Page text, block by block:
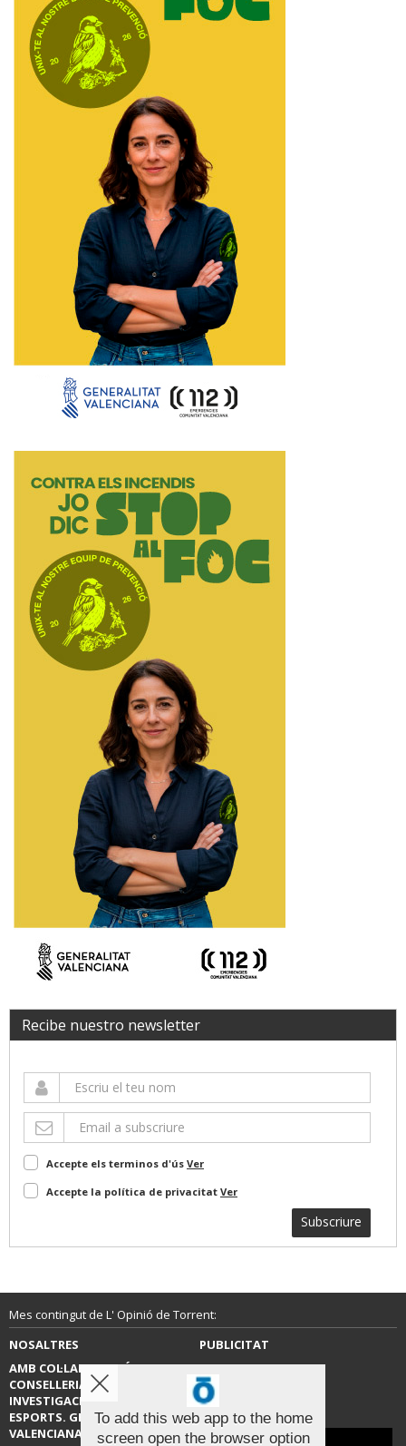
Recibe nuestro newsletter
Accepte els terminos d'ús Ver
Accepte la política de privacitat Ver
Subscriure
Mes contingut de L' Opinió de Torrent:
NOSALTRES
PUBLICITAT
AMB COL·LABORACIÓ DE LA
CONSELLERIA D’EDUCACIÓ,
INVESTIGACIÓ, CULTURA I
ESPORTS. GENERALITAT
VALENCIANA.
CONTACTE
To add this web app to the home
screen open the browser option